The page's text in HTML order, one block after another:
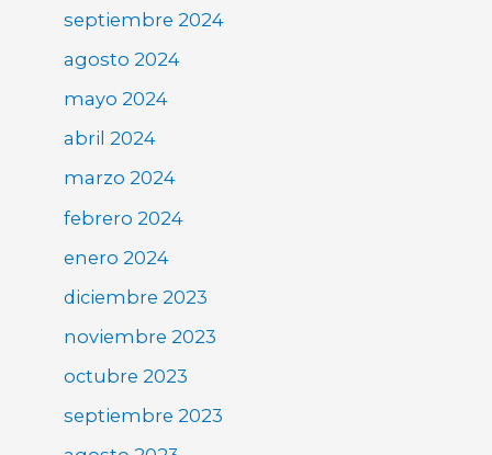
septiembre 2024
agosto 2024
mayo 2024
abril 2024
marzo 2024
febrero 2024
enero 2024
diciembre 2023
noviembre 2023
octubre 2023
septiembre 2023